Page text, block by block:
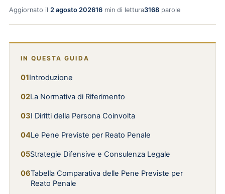
Aggiornato il 2 agosto 202616 min di lettura3168 parole
IN QUESTA GUIDA
Introduzione
La Normativa di Riferimento
I Diritti della Persona Coinvolta
Le Pene Previste per Reato Penale
Strategie Difensive e Consulenza Legale
Tabella Comparativa delle Pene Previste per
Reato Penale